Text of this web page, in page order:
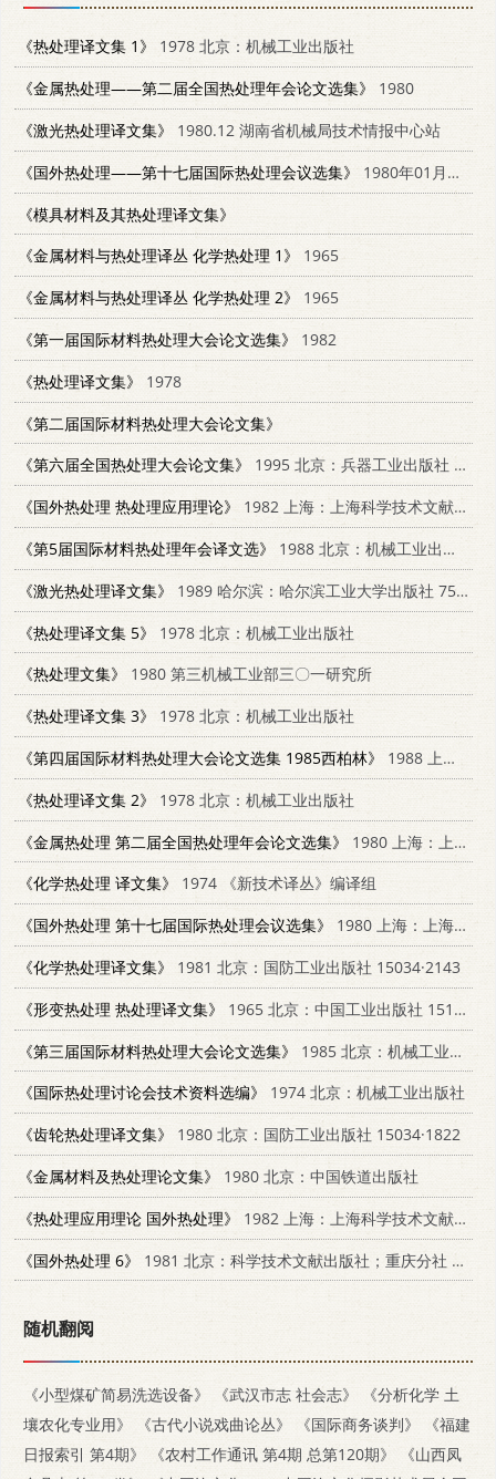
《热处理译文集 1》
1978 北京：机械工业出版社
《金属热处理——第二届全国热处理年会论文选集》
1980
《激光热处理译文集》
1980.12 湖南省机械局技术情报中心站
《国外热处理——第十七届国际热处理会议选集》
1980年01月第1版 上海科学技术文献出版社
《模具材料及其热处理译文集》
《金属材料与热处理译丛 化学热处理 1》
1965
《金属材料与热处理译丛 化学热处理 2》
1965
《第一届国际材料热处理大会论文选集》
1982
《热处理译文集》
1978
《第二届国际材料热处理大会论文集》
《第六届全国热处理大会论文集》
1995 北京：兵器工业出版社 7800388786
《国外热处理 热处理应用理论》
1982 上海：上海科学技术文献出版社
《第5届国际材料热处理年会译文选》
1988 北京：机械工业出版社 7111000870
《激光热处理译文集》
1989 哈尔滨：哈尔滨工业大学出版社 7560301630
《热处理译文集 5》
1978 北京：机械工业出版社
《热处理文集》
1980 第三机械工业部三〇一研究所
《热处理译文集 3》
1978 北京：机械工业出版社
《第四届国际材料热处理大会论文选集 1985西柏林》
1988 上海：上海科学技术文献出版社 7805133034
《热处理译文集 2》
1978 北京：机械工业出版社
《金属热处理 第二届全国热处理年会论文选集》
1980 上海：上海科学技术文献出版社 15192·116
《化学热处理 译文集》
1974 《新技术译丛》编译组
《国外热处理 第十七届国际热处理会议选集》
1980 上海：上海科学技术文献出版社 15192·91
《化学热处理译文集》
1981 北京：国防工业出版社 15034·2143
《形变热处理 热处理译文集》
1965 北京：中国工业出版社 15165·3633(一机714)
《第三届国际材料热处理大会论文选集》
1985 北京：机械工业出版社
《国际热处理讨论会技术资料选编》
1974 北京：机械工业出版社
《齿轮热处理译文集》
1980 北京：国防工业出版社 15034·1822
《金属材料及热处理论文集》
1980 北京：中国铁道出版社
《热处理应用理论 国外热处理》
1982 上海：上海科学技术文献出版社 15192·191
《国外热处理 6》
1981 北京：科学技术文献出版社；重庆分社 15176·494
随机翻阅
《小型煤矿简易洗选设备》 《武汉市志 社会志》
《分析化学 土
壤农化专业用》
《古代小说戏曲论丛》 《国际商务谈判》
《福建
日报索引 第4期》
《农村工作通讯 第4期 总第120期》
《山西凤